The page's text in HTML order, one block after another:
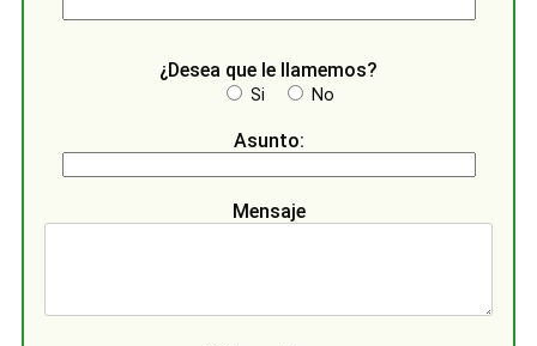
¿Desea que le llamemos?
Si No
Asunto:
Mensaje